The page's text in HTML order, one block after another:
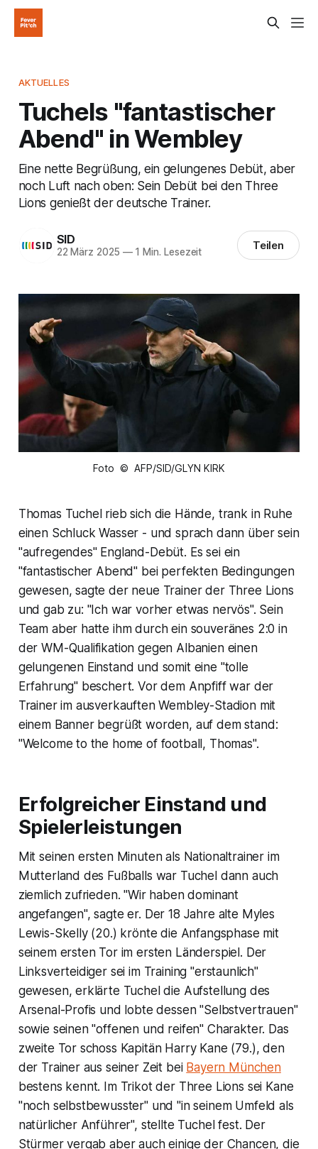
AKTUELLES
Tuchels "fantastischer
Abend" in Wembley
Eine nette Begrüßung, ein gelungenes Debüt, aber
noch Luft nach oben: Sein Debüt bei den Three
Lions genießt der deutsche Trainer.
SID
22 März 2025 —1 Min. Lesezeit Teilen
Foto © AFP/SID/GLYN KIRK
Thomas Tuchel rieb sich die Hände, trank in Ruhe
einen Schluck Wasser - und sprach dann über sein
"aufregendes" England-Debüt. Es sei ein
"fantastischer Abend" bei perfekten Bedingungen
gewesen, sagte der neue Trainer der Three Lions
und gab zu: "Ich war vorher etwas nervös". Sein
Team aber hatte ihm durch ein souveränes 2:0 in
der WM-Qualifikation gegen Albanien einen
gelungenen Einstand und somit eine "tolle
Erfahrung" beschert. Vor dem Anpfiff war der
Trainer im ausverkauften Wembley-Stadion mit
einem Banner begrüßt worden, auf dem stand:
"Welcome to the home of football, Thomas".
Erfolgreicher Einstand und
Spielerleistungen
Mit seinen ersten Minuten als Nationaltrainer im
Mutterland des Fußballs war Tuchel dann auch
ziemlich zufrieden. "Wir haben dominant
angefangen", sagte er. Der 18 Jahre alte Myles
Lewis-Skelly (20.) krönte die Anfangsphase mit
seinem ersten Tor im ersten Länderspiel. Der
Linksverteidiger sei im Training "erstaunlich"
gewesen, erklärte Tuchel die Aufstellung des
Arsenal-Profis und lobte dessen "Selbstvertrauen"
sowie seinen "offenen und reifen" Charakter. Das
zweite Tor schoss Kapitän Harry Kane (79.), den
der Trainer aus seiner Zeit bei Bayern München
bestens kennt. Im Trikot der Three Lions sei Kane
"noch selbstbewusster" und "in seinem Umfeld als
natürlicher Anführer", stellte Tuchel fest. Der
Stürmer vergab aber auch einige der Chancen, die